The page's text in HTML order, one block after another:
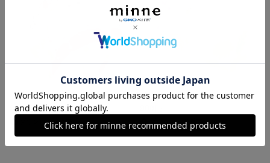
【SNSアイコン用】ネコパフェちゃんの集い
900円
ダウンロード販売
【SNSアイコン用イラスト】5月の花ラベンダーとタンポポに囲まれたハチワレ猫
ダウンロード販売